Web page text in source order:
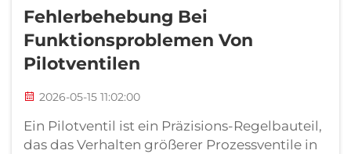
Fehlerbehebung Bei
Funktionsproblemen Von
Pilotventilen
2026-05-15 11:02:00
Ein Pilotventil ist ein Präzisions-Regelbauteil,
das das Verhalten größerer Prozessventile in